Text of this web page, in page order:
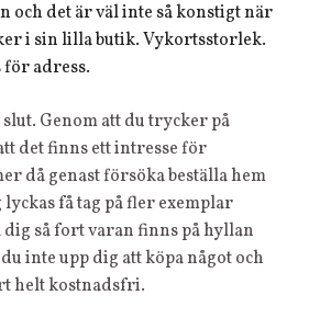
och det är väl inte så konstigt när
i sin lilla butik. Vykortsstorlek.
adress.
Genom att du trycker på
det finns ett intresse för
då genast försöka beställa hem
få tag på fler exemplar
så fort varan finns på hyllan
inte upp dig att köpa något och
helt kostnadsfri.